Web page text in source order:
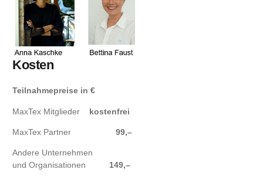
Kosten
Teilnahmepreise in €
MaxTex Mitglieder kostenfrei
MaxTex Partner 99,–
Andere Unternehmen
und Organisationen
149,–